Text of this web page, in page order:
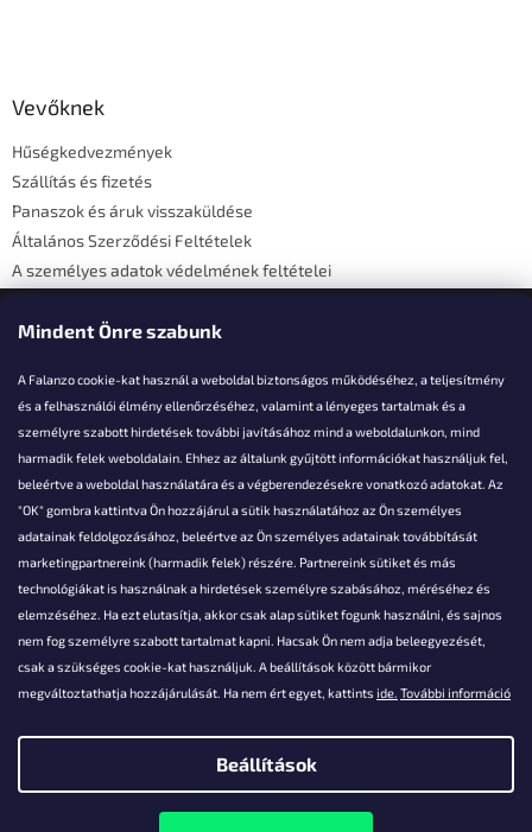
Mindent Önre szabunk
A Falanzo cookie-kat használ a weboldal biztonságos működéséhez, a teljesítmény
és a felhasználói élmény ellenőrzéséhez, valamint a lényeges tartalmak és a
személyre szabott hirdetések további javításához mind a weboldalunkon, mind
harmadik felek weboldalain. Ehhez az általunk gyűjtött információkat használjuk fel,
beleértve a weboldal használatára és a végberendezésekre vonatkozó adatokat. Az
"OK" gombra kattintva Ön hozzájárul a sütik használatához az Ön személyes
adatainak feldolgozásához, beleértve az Ön személyes adatainak továbbítását
marketingpartnereink (harmadik felek) részére. Partnereink sütiket és más
technológiákat is használnak a hirdetések személyre szabásához, méréséhez és
elemzéséhez. Ha ezt elutasítja, akkor csak alap sütiket fogunk használni, és sajnos
nem fog személyre szabott tartalmat kapni. Hacsak Ön nem adja beleegyezését,
csak a szükséges cookie-kat használjuk. A beállítások között bármikor
megváltoztathatja hozzájárulását. Ha nem ért egyet, kattints ide. További információ
Beállítások
Vevőknek
Hűségkedvezmények
Szállítás és fizetés
Panaszok és áruk visszaküldése
Általános Szerződési Feltételek
A személyes adatok védelmének feltételei
Elérhetőségi adatok
Akarsz kérdezni valamit?
info@falanzo.hu